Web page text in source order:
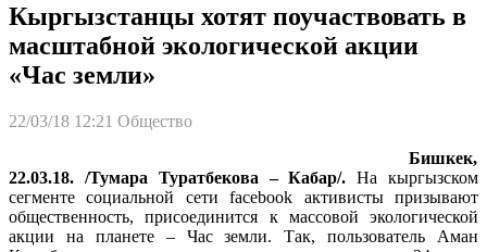
Кыргызстанцы хотят поучаствовать в
масштабной экологической акции
«Час земли»
22/03/18 12:21 Общество
Бишкек,
22.03.18. /Тумара Туратбекова – Кабар/. На кыргызском
сегменте социальной сети facebook активисты призывают
общественность, присоединится к массовой экологической
акции на планете – Час земли. Так, пользователь Аман